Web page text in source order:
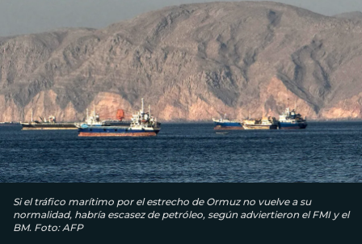
Si el tráfico marítimo por el estrecho de Ormuz no vuelve a su
normalidad, habría escasez de petróleo, según adviertieron el FMI y el
BM. Foto: AFP